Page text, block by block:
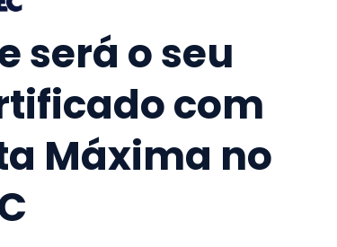
será o seu
com
Máxima no